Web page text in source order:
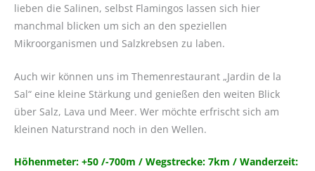
lieben die Salinen, selbst Flamingos lassen sich hier
manchmal blicken um sich an den speziellen
Mikroorganismen und Salzkrebsen zu laben.
Auch wir können uns im Themenrestaurant „Jardin de la
Sal“ eine kleine Stärkung und genießen den weiten Blick
über Salz, Lava und Meer. Wer möchte erfrischt sich am
kleinen Naturstrand noch in den Wellen.
Höhenmeter: +50 /-700m / Wegstrecke: 7km / Wanderzeit: